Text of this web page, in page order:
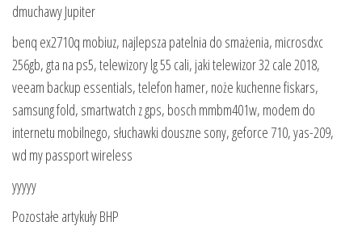
dmuchawy Jupiter
benq ex2710q mobiuz, najlepsza patelnia do smażenia, microsdxc
256gb, gta na ps5, telewizory lg 55 cali, jaki telewizor 32 cale 2018,
veeam backup essentials, telefon hamer, noże kuchenne fiskars,
samsung fold, smartwatch z gps, bosch mmbm401w, modem do
internetu mobilnego, słuchawki douszne sony, geforce 710, yas-209,
wd my passport wireless
yyyyy
Pozostałe artykuły BHP